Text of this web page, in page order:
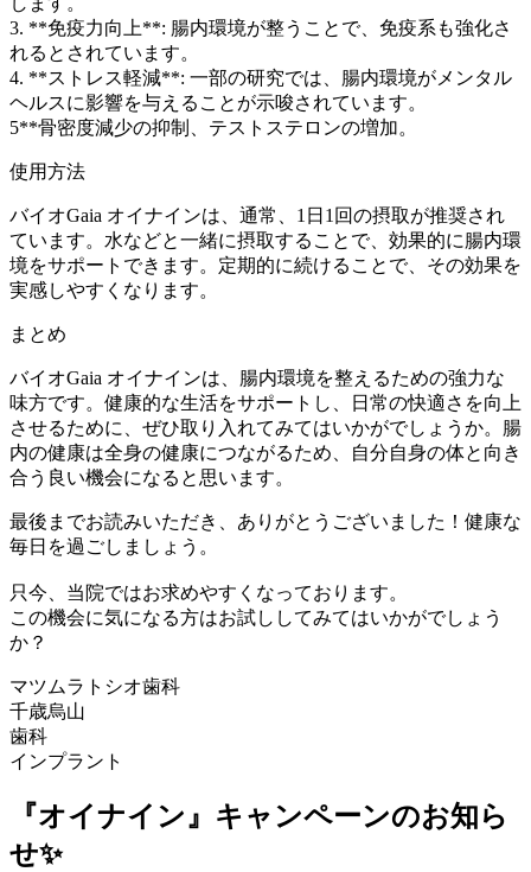
3. **免疫力向上**: 腸内環境が整うことで、免疫系も強化さ
れるとされています。
4. **ストレス軽減**: 一部の研究では、腸内環境がメンタル
ヘルスに影響を与えることが示唆されています。
5**骨密度減少の抑制、テストステロンの増加。
使用方法
バイオGaia オイナインは、通常、1日1回の摂取が推奨され
ています。水などと一緒に摂取することで、効果的に腸内環
境をサポートできます。定期的に続けることで、その効果を
実感しやすくなります。
まとめ
バイオGaia オイナインは、腸内環境を整えるための強力な
味方です。健康的な生活をサポートし、日常の快適さを向上
させるために、ぜひ取り入れてみてはいかがでしょうか。腸
内の健康は全身の健康につながるため、自分自身の体と向き
合う良い機会になると思います。
最後までお読みいただき、ありがとうございました！健康な
毎日を過ごしましょう。
只今、当院ではお求めやすくなっております。
この機会に気になる方はお試ししてみてはいかがでしょう
か？
マツムラトシオ歯科
千歳烏山
歯科
インプラント
『オイナイン』キャンペーンのお知ら
せ✨